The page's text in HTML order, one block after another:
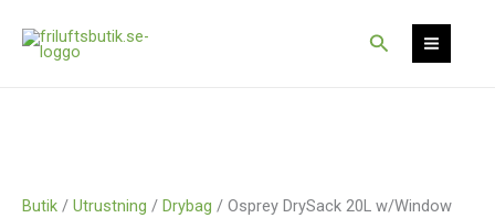
Sök
Butik / Utrustning / Drybag / Osprey DrySack 20L w/Window